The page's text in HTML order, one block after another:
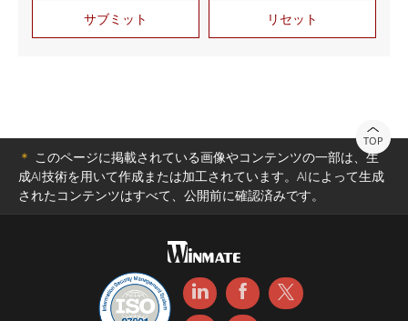
サブミット リセット
TOP
＊ このページに掲載されている画像やコンテンツの一部は、生
成AI技術を用いて作成または加工されています。AIによって生成
されたコンテンツはすべて、公開前に確認済みです。